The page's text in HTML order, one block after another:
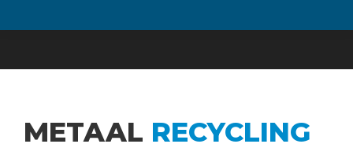
METAAL RECYCLING